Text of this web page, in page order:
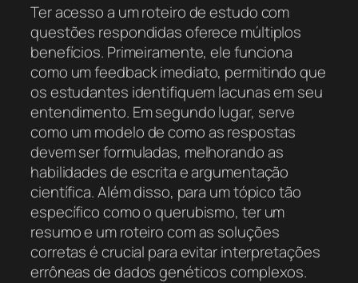
Ter acesso a um roteiro de estudo com
questões respondidas oferece múltiplos
benefícios. Primeiramente, ele funciona
como um feedback imediato, permitindo que
os estudantes identifiquem lacunas em seu
entendimento. Em segundo lugar, serve
como um modelo de como as respostas
devem ser formuladas, melhorando as
habilidades de escrita e argumentação
científica. Além disso, para um tópico tão
específico como o querubismo, ter um
resumo e um roteiro com as soluções
corretas é crucial para evitar interpretações
errôneas de dados genéticos complexos.